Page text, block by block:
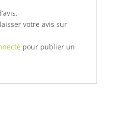
votre avis sur
pour publier un